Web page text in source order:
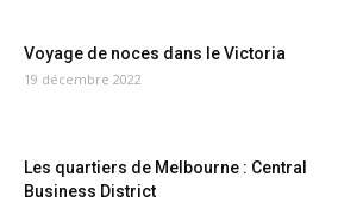
Voyage de noces dans le Victoria
19 décembre 2022
Les quartiers de Melbourne : Central
Business District